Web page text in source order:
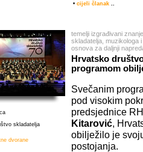
• cijeli članak ..
skladatelja
dvorane
temelji izgrađivani
skladatelja, muzikologa
osnova za daljnji
Hrvatsko
programom
Svečanim
pod visokim
predsjednice
Kitarović,
obilježilo je
postojanja.